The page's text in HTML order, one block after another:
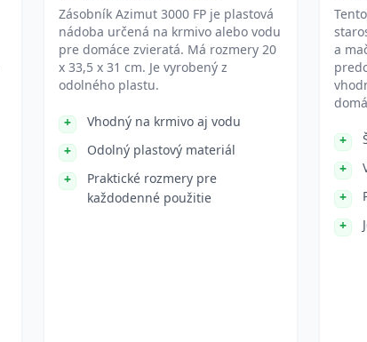
Zásobník Azimut 3000 FP je plastová
nádoba určená na krmivo alebo vodu
pre domáce zvieratá. Má rozmery 20
x 33,5 x 31 cm. Je vyrobený z
odolného plastu.
Vhodný na krmivo aj vodu
Odolný plastový materiál
Praktické rozmery pre
každodenné použitie
a